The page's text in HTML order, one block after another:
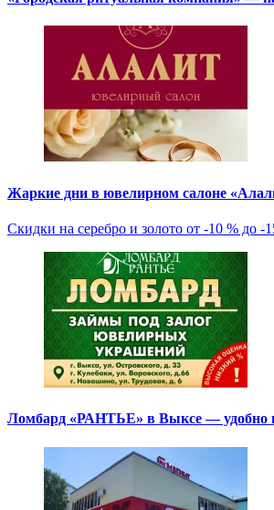
Жаркие дни в ювелирном салоне
Скидки на серебро и золото от -10 % до -
Ломбард «РАНТЬЕ» в Выксе — удобно